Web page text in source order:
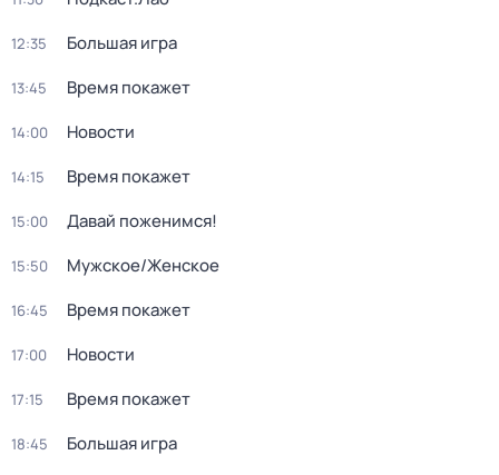
12:35 Большая игра
13:45 Время покажет
14:00 Новости
14:15 Время покажет
15:00 Давай поженимся!
15:50 Мужское/Женское
16:45 Время покажет
17:00 Новости
17:15 Время покажет
18:45 Большая игра